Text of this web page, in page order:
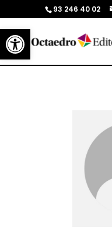
Abrir barra de herramientas
93 246 40 02